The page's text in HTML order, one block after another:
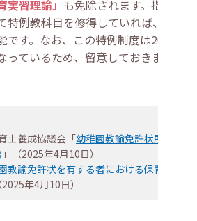
実習理論」 も免除されます。指定保
例教科目を修得していれば、該当
す。なお、この特例制度は2029
ているため、留意しておきましょ
士養成協議会「幼稚園教諭免許状所有
」（2025年4月10日）
教諭免許状を有する者における保育士
2025年4月10日）